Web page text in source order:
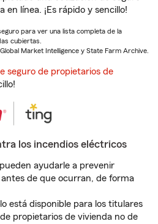
línea. ¡Es rápido y sencillo!
para ver una lista completa de la
cubiertas.
Market Intelligence y State Farm Archive.
seguro de propietarios de
los incendios eléctricos
ayudarle a prevenir
de que ocurran, de forma
está disponible para los titulares
propietarios de vivienda no de